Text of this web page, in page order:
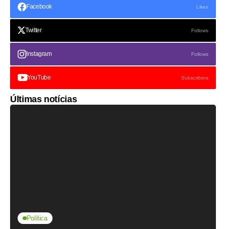
Facebook Likes
Twitter Follows
Instagram Follows
YouTube Subscribers
Últimas notícias
Política